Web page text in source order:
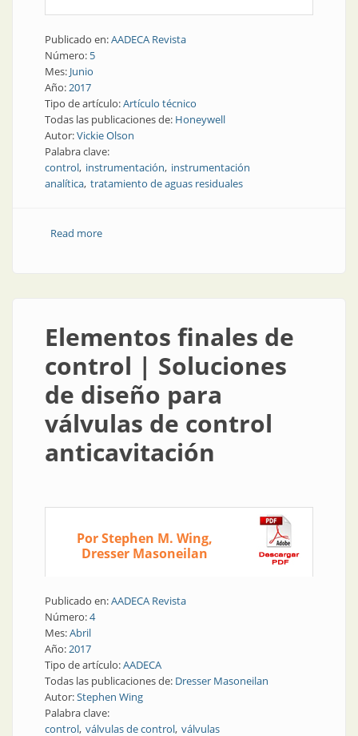
Publicado en:AADECA Revista
Número: 5
Mes: Junio
Año:2017
Tipo de artículo:Artículo técnico
Todas las publicaciones de: Honeywell
Autor:Vickie Olson
Palabra clave:
control instrumentación instrumentación
analítica tratamiento de aguas residuales
Read moreabout Instrumentación analítica | Control optimizado
Elementos finales de
control | Soluciones
de diseño para
válvulas de control
anticavitación
Por Stephen M. Wing,
Dresser Masoneilan
Publicado en:AADECA Revista
Número:4
Mes:Abril
Año:2017
Tipo de artículo:AADECA
Todas las publicaciones de: Dresser Masoneilan
Autor:Stephen Wing
Palabra clave:
control válvulas de control válvulas